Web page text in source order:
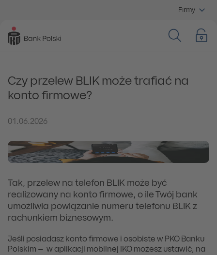
Firmy
Czy przelew BLIK może trafiać na
konto firmowe?
01.06.2026
Tak, przelew na telefon BLIK może być
realizowany na konto firmowe, o ile Twój bank
umożliwia powiązanie numeru telefonu BLIK z
rachunkiem biznesowym.
Jeśli posiadasz konto firmowe i osobiste w PKO Banku
Polskim – w aplikacji mobilnej IKO możesz ustawić, na